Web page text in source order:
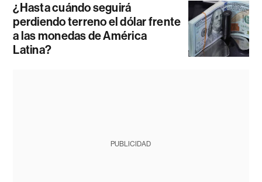
¿Hasta cuándo seguirá
perdiendo terreno el dólar frente
a las monedas de América
Latina?
PUBLICIDAD